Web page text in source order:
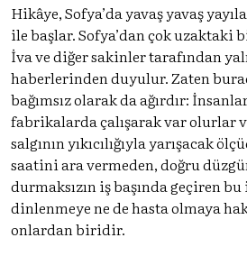
Hikâye, Sofya’da yavaş yavaş
ile başlar. Sofya’dan çok uzaktaki
İva ve diğer sakinler tarafından
haberlerinden duyulur. Zaten
bağımsız olarak da ağırdır:
fabrikalarda çalışarak var olurlar
salgının yıkıcılığıyla yarışacak
saatini ara vermeden, doğru
durmaksızın iş başında geçiren
dinlenmeye ne de hasta olmaya
onlardan biridir.